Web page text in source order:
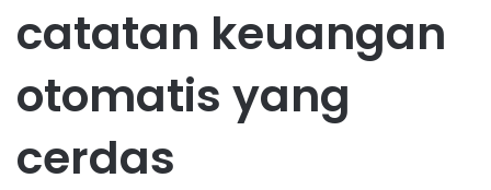
catatan keuangan
otomatis yang
cerdas